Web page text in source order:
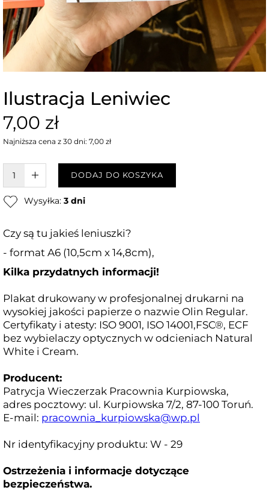
Ilustracja Leniwiec
7,00 zł
Najniższa cena z 30 dni: 7,00 zł
W KOSZYKU :)DODAJ DO KOSZYKA
Wysyłka: 3 dni
Czy są tu jakieś leniuszki?
- format A6 (10,5cm x 14,8cm),
Kilka przydatnych informacji!
Plakat drukowany w profesjonalnej drukarni na
wysokiej jakości papierze o nazwie Olin Regular.
Certyfikaty i atesty: ISO 9001, ISO 14001,FSC®, ECF
bez wybielaczy optycznych w odcieniach Natural
White i Cream.
Producent:
Patrycja Wieczerzak Pracownia Kurpiowska,
adres pocztowy: ul. Kurpiowska 7/2, 87-100 Toruń.
E-mail: pracownia_kurpiowska@wp.pl
Nr identyfikacyjny produktu: W - 29
Ostrzeżenia i informacje dotyczące
bezpieczeństwa.